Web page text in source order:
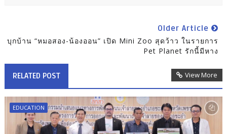
Older Article
บุกบ้าน “หมอสอง-น้องออน” เปิด Mini Zoo สุดว้าว ในรายการ
Pet Planet รักนี้มีหาง
RELATED POST View More
EDUCATION